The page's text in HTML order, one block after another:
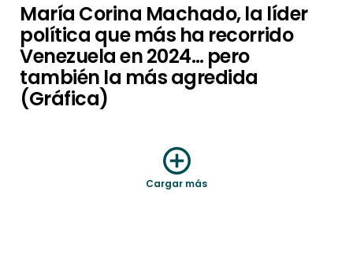
María Corina Machado, la líder
política que más ha recorrido
Venezuela en 2024… pero
también la más agredida
(Gráfica)
Cargar más